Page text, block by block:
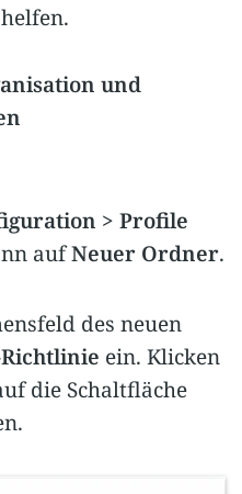
und
> Profile
aufNeuer Ordner.
des neuen
ein. Klicken
die Schaltfläche